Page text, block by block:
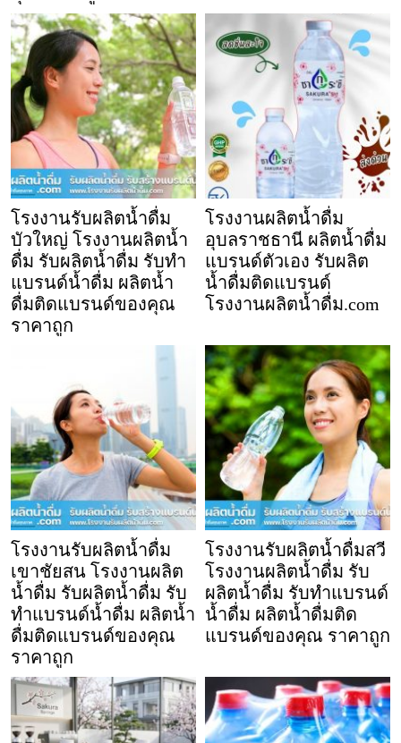
โรงงานรับผลิตน้ำดื่ม
บัวใหญ่ โรงงานผลิตน้ำ
ดื่ม รับผลิตน้ำดื่ม รับทำ
แบรนด์น้ำดื่ม ผลิตน้ำ
ดื่มติดแบรนด์ของคุณ
ราคาถูก
โรงงานผลิตน้ำดื่ม
อุบลราชธานี ผลิตน้ำดื่ม
แบรนด์ตัวเอง รับผลิต
น้ำดื่มติดแบรนด์
โรงงานผลิตน้ำดื่ม.com
โรงงานรับผลิตน้ำดื่ม
เขาชัยสน โรงงานผลิต
น้ำดื่ม รับผลิตน้ำดื่ม รับ
ทำแบรนด์น้ำดื่ม ผลิตน้ำ
ดื่มติดแบรนด์ของคุณ
ราคาถูก
โรงงานรับผลิตน้ำดื่มสวี
โรงงานผลิตน้ำดื่ม รับ
ผลิตน้ำดื่ม รับทำแบรนด์
น้ำดื่ม ผลิตน้ำดื่มติด
แบรนด์ของคุณ ราคาถูก